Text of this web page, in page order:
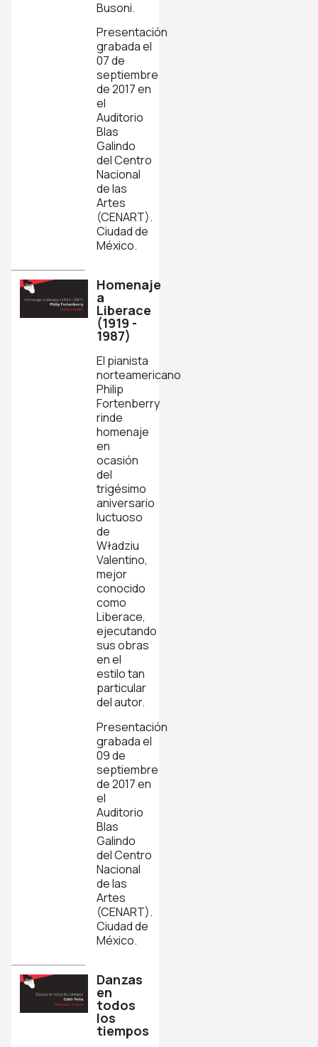
Busoni.
Presentación
grabada el
07 de
septiembre
de 2017 en
el
Auditorio
Blas
Galindo
del Centro
Nacional
de las
Artes
(CENART).
Ciudad de
México.
Homenaje
a
Liberace
(1919 -
1987)
El pianista
norteamericano
Philip
Fortenberry
rinde
homenaje
en
ocasión
del
trigésimo
aniversario
luctuoso
de
Władziu
Valentino,
mejor
conocido
como
Liberace,
ejecutando
sus obras
en el
estilo tan
particular
del autor.
Presentación
grabada el
09 de
septiembre
de 2017 en
el
Auditorio
Blas
Galindo
del Centro
Nacional
de las
Artes
(CENART).
Ciudad de
México.
Danzas
en
todos
los
tiempos